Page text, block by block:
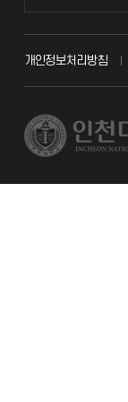
교무회의방송
시설예약
개인정보처리방침